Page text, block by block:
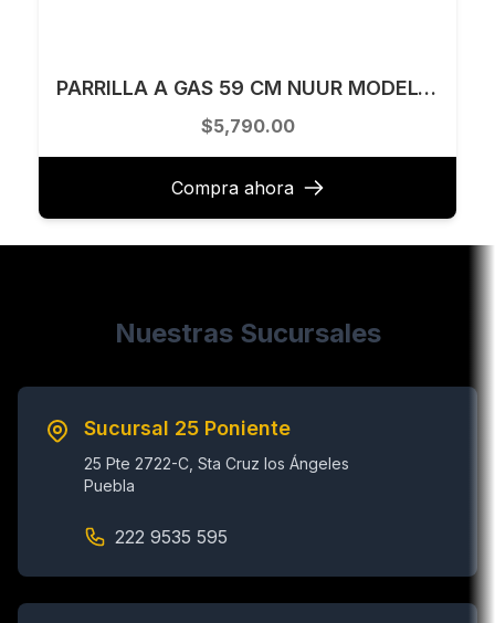
PARRILLA A GAS 59 CM NUUR MODELO PARGA4VTM
$5,790.00
Compra ahora
Nuestras Sucursales
Sucursal 25 Poniente
25 Pte 2722-C, Sta Cruz los Ángeles
Puebla
222 9535 595